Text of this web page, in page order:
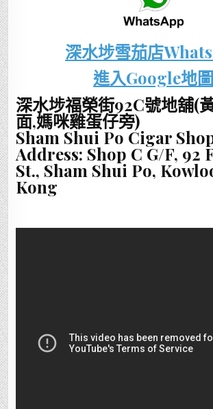
深水埗雪茄店
進入Google地圖
深水埗福榮街92C號地舖(
面,媽咪雞蛋仔旁)
Sham Shui Po Cigar
Address: Shop C G/F, 92
St., Sham Shui Po,
Kong